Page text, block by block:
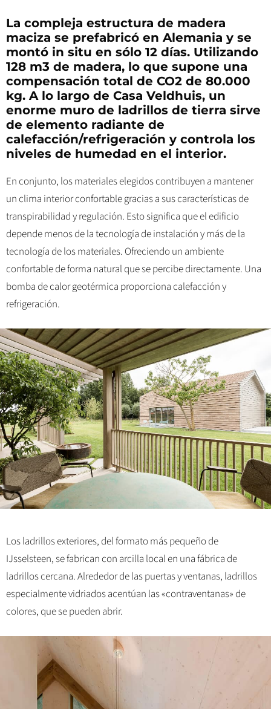
La compleja estructura de madera
maciza se prefabricó en Alemania y se
montó in situ en sólo 12 días. Utilizando
128 m3 de madera, lo que supone una
compensación total de CO2 de 80.000
kg. A lo largo de Casa Veldhuis, un
enorme muro de ladrillos de tierra sirve
de elemento radiante de
calefacción/refrigeración y controla los
niveles de humedad en el interior.
En conjunto, los materiales elegidos contribuyen a mantener
un clima interior confortable gracias a sus características de
transpirabilidad y regulación. Esto significa que el edificio
depende menos de la tecnología de instalación y más de la
tecnología de los materiales. Ofreciendo un ambiente
confortable de forma natural que se percibe directamente. Una
bomba de calor geotérmica proporciona calefacción y
refrigeración.
Los ladrillos exteriores, del formato más pequeño de
IJsselsteen, se fabrican con arcilla local en una fábrica de
ladrillos cercana. Alrededor de las puertas y ventanas, ladrillos
especialmente vidriados acentúan las «contraventanas» de
colores, que se pueden abrir.